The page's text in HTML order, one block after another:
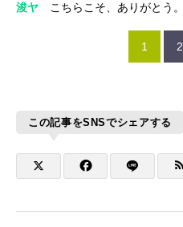
浚ヤ こちらこそ、ありがとう。
1 2
この記事をSNSでシェアする